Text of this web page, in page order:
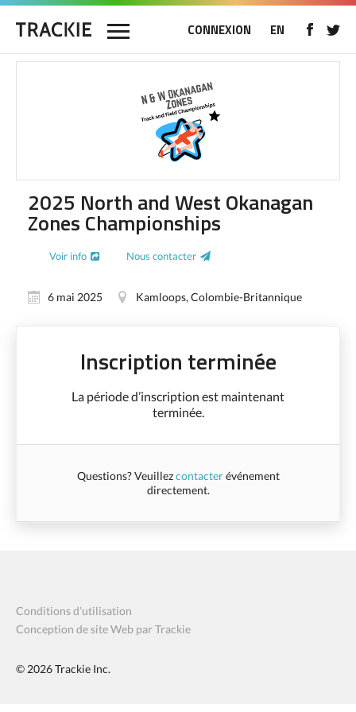
CONNEXION EN
2025 North and West Okanagan
Zones Championships
Voir info Nous contacter
6 mai 2025 Kamloops, Colombie-Britannique
Inscription terminée
La période d’inscription est maintenant
terminée.
Questions? Veuillezcontacterévénement
directement.
Conditions d’utilisation
Conception de site Web par Trackie
© 2026Trackie Inc.